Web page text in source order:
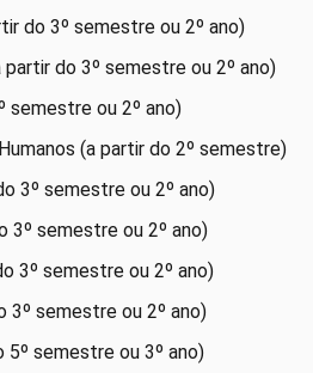
do 3º semestre ou 2º ano)
partir do 3º semestre ou 2º ano)
semestre ou 2º ano)
(a partir do 2º semestre)
3º semestre ou 2º ano)
3º semestre ou 2º ano)
3º semestre ou 2º ano)
3º semestre ou 2º ano)
5º semestre ou 3º ano)